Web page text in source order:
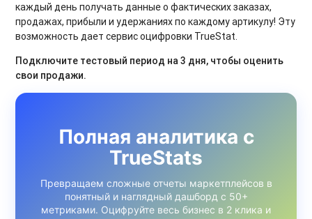
каждый день получать данные о фактических заказах,
продажах, прибыли и удержаниях по каждому артикулу! Эту
возможность дает сервис оцифровки TrueStat.
Подключите тестовый период на 3 дня, чтобы оценить
свои продажи.
Полная аналитика с
TrueStats
Превращаем сложные отчеты маркетплейсов в
понятный и наглядный дашборд с 50+
метриками. Оцифруйте весь бизнес в 2 клика и